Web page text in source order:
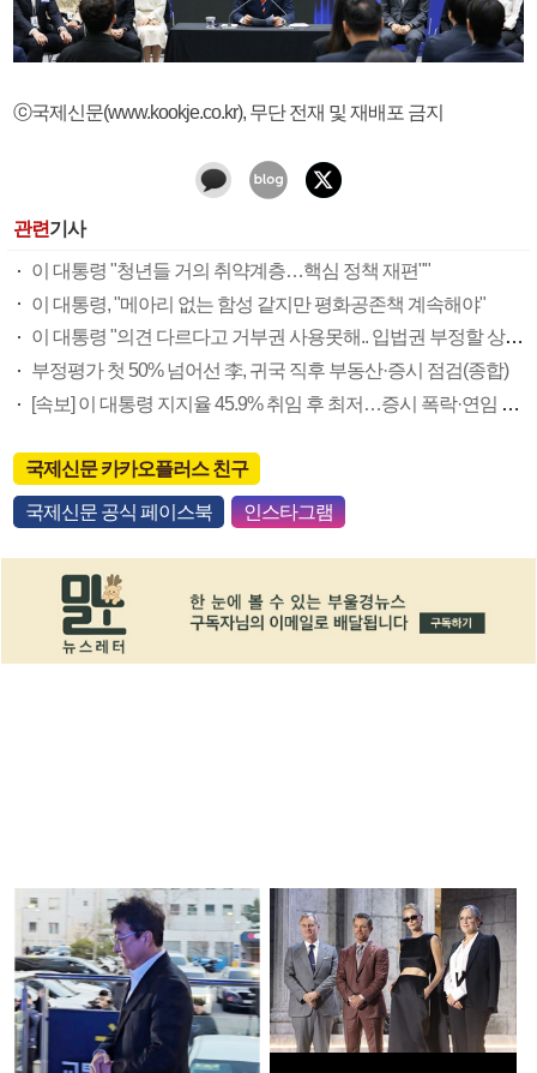
ⓒ국제신문(www.kookje.co.kr), 무단 전재 및 재배포 금지
관련기사
이 대통령 "청년들 거의 취약계층…핵심 정책 재편""
이 대통령, "메아리 없는 함성 같지만 평화공존책 계속해야"
이 대통령 "의견 다르다고 거부권 사용못해.. 입법권 부정할 상황이라 보기 어려워"
부정평가 첫 50% 넘어선 李, 귀국 직후 부동산·증시 점검(종합)
[속보] 이 대통령 지지율 45.9% 취임 후 최저…증시 폭락·연임 개헌 논란 영향
국제신문 카카오플러스 친구
국제신문 공식 페이스북 인스타그램